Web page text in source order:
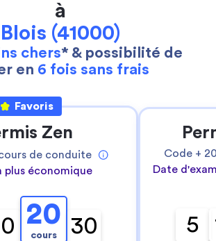
à
Blois (41000)
chers* & possibilité de
en 6 fois sans frais
Favoris
Zen
de conduite
plus économique
20
cours 30
Code +
Date
5